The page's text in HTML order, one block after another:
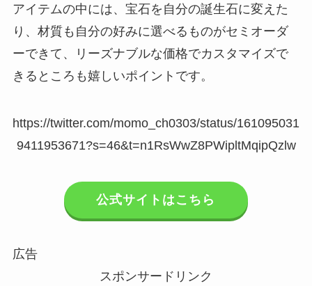
アイテムの中には、宝石を自分の誕生石に変えた
り、材質も自分の好みに選べるものがセミオーダ
ーできて、リーズナブルな価格でカスタマイズで
きるところも嬉しいポイントです。
https://twitter.com/momo_ch0303/status/161095031
9411953671?s=46&t=n1RsWwZ8PWipltMqipQzlw
公式サイトはこちら
広告
スポンサードリンク